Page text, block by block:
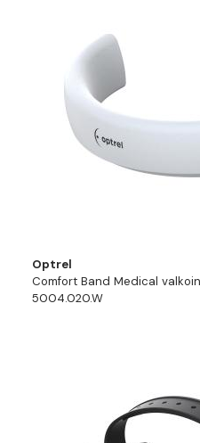
Optrel
Comfort Band Medical
5004.020.W